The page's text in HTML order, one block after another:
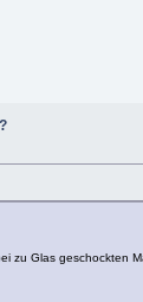
zu Glas geschockten